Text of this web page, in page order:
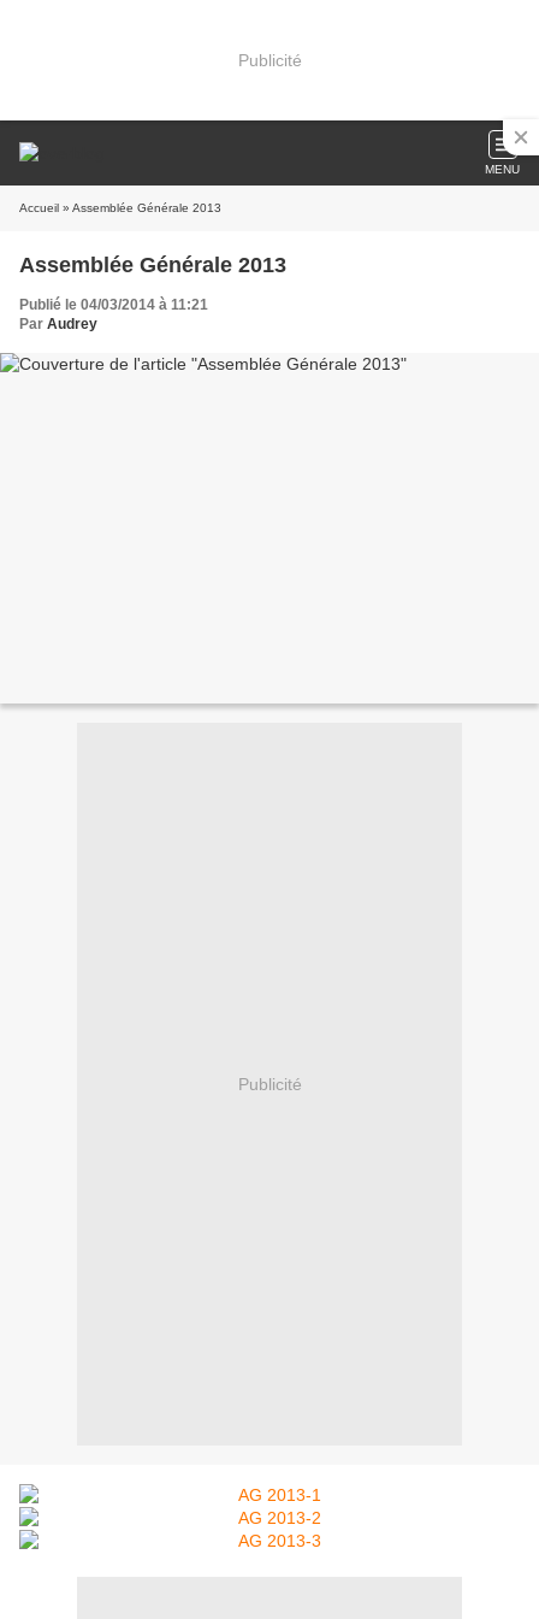
Publicité
MENU
Accueil » Assemblée Générale 2013
Assemblée Générale 2013
Publié le 04/03/2014 à 11:21
Par Audrey
Publicité